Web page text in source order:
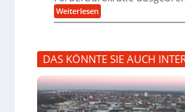
e
i
t
e
n
w
i
c
d
-
g
e
l
l
a
g
e
i
e
U
m
s
a
t
z
k
Weiterlesen:
M
c
h
i
n
e
n
b
DAS KÖNNTE SIE AUCH